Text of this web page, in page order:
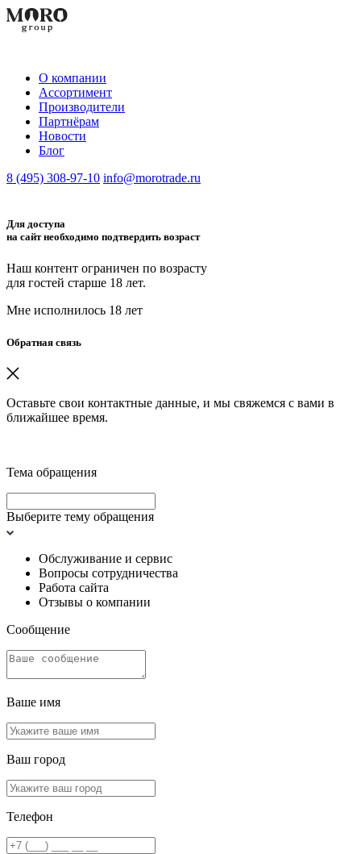
О компании
Aссортимент
Производители
Партнёрам
Новости
Блог
8 (495) 308-97-10 info@morotrade.ru
Для доступа
на сайт необходимо подтвердить возраст
Наш контент ограничен по возрасту
для гостей старше 18 лет.
Мне исполнилось 18 лет
Обратная связь
Оставьте свои контактные данные, и мы свяжемся с вами в
ближайшее время.
Тема обращения
Выберите тему обращения
Обслуживание и сервис
Вопросы сотрудничества
Работа сайта
Отзывы о компании
Сообщение
Ваше имя
Ваш город
Телефон